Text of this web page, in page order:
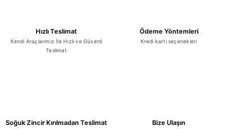
Hızlı Teslimat
Kendi Araçlarımız İle Hızlı ve Güvenli
Teslimat
Ödeme Yöntemleri
Kredi kartı seçenekleri
Soğuk Zincir Kırılmadan Teslimat Bize Ulaşın